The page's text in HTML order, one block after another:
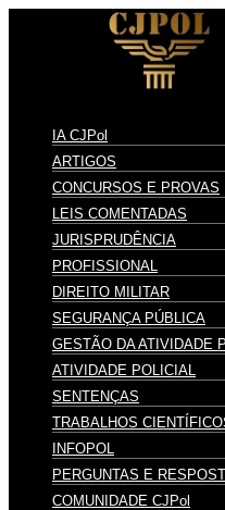
IA CJPol
ARTIGOS
CONCURSOS E PROVAS
LEIS COMENTADAS
JURISPRUDÊNCIA
PROFISSIONAL
DIREITO MILITAR
SEGURANÇA PÚBLICA
GESTÃO DA ATIVIDADE
ATIVIDADE POLICIAL
SENTENÇAS
TRABALHOS
INFOPOL
PERGUNTAS E
COMUNIDADE CJPol